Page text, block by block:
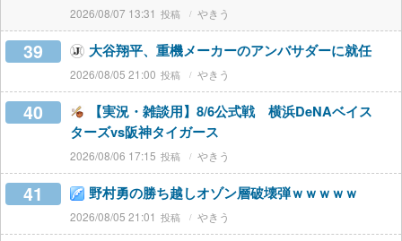
2026/08/07 13:31 やきう
39 大谷翔平、重機メーカーのアンバサダーに就任
2026/08/05 21:00 やきう
40
【実況・雑談用】8/6公式戦 横浜DeNAベイス
ターズvs阪神タイガース
2026/08/06 17:15 やきう
41 野村勇の勝ち越しオゾン層破壊弾ｗｗｗｗｗ
2026/08/05 21:01 やきう